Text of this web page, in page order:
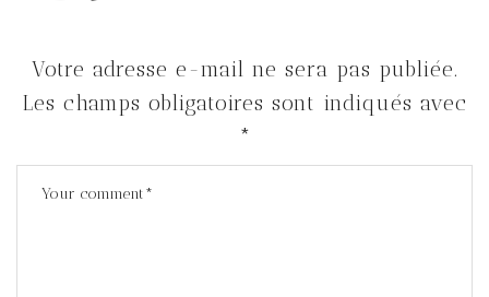
Votre adresse e-mail ne sera pas publiée.
Les champs obligatoires sont indiqués avec
*